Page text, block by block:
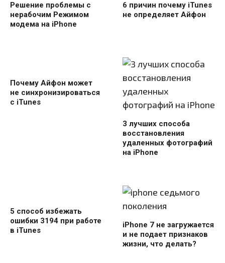
Решение проблемы с
нерабочим Режимом
модема на iPhone
6 причин почему iTunes
не определяет Айфон
Почему Айфон может
не синхронизироваться
с iTunes
3 лучших способа
восстановления
удаленных фотографий
на iPhone
5 способ избежать
ошибки 3194 при работе
в iTunes
iPhone 7 не загружается
и не подает признаков
жизни, что делать?